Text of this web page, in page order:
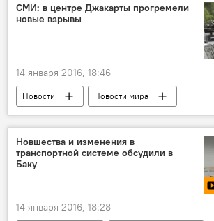
СМИ: в центре Джакарты прогремели
новые взрывы
14 января 2016, 18:46
Новости Новости мира
Новшества и изменения в
транспортной системе обсудили в
Баку
14 января 2016, 18:28